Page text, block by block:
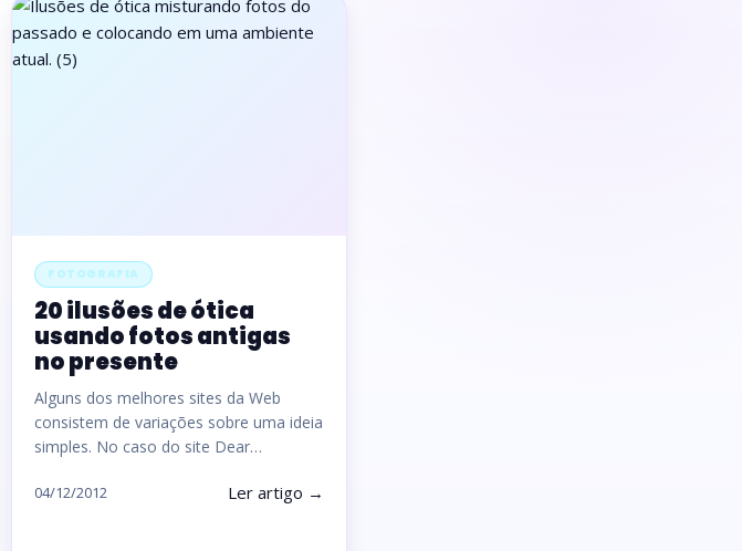
FOTOGRAFIA
20 ilusões de ótica
usando fotos antigas
no presente
Alguns dos melhores sites da Web
consistem de variações sobre uma ideia
simples. No caso do site Dear…
04/12/2012 Ler artigo →